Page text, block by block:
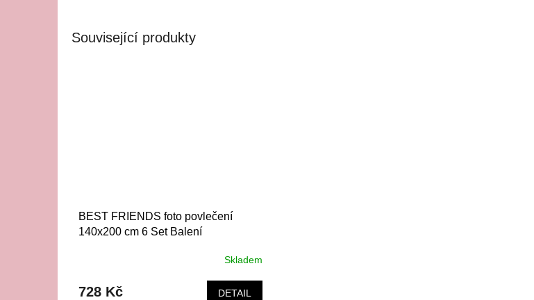
Související produkty
BEST FRIENDS foto povlečení
140x200 cm 6 Set Balení
Skladem
728 Kč DETAIL